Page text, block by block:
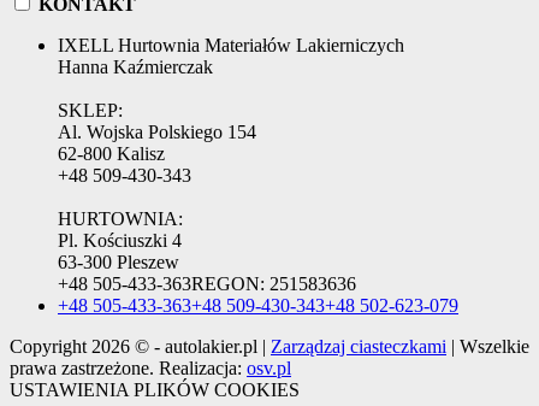
KONTAKT
IXELL Hurtownia Materiałów Lakierniczych
Hanna Kaźmierczak
SKLEP:
Al. Wojska Polskiego 154
62-800 Kalisz
+48 509-430-343
HURTOWNIA:
Pl. Kościuszki 4
63-300 Pleszew
+48 505-433-363REGON: 251583636
+48 505-433-363+48 509-430-343+48 502-623-079
Copyright 2026 © - autolakier.pl | Zarządzaj ciasteczkami | Wszelkie
prawa zastrzeżone. Realizacja: osv.pl
USTAWIENIA PLIKÓW COOKIES